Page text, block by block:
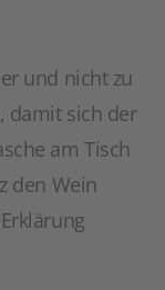
und nicht zu
damit sich der
am Tisch
den Wein